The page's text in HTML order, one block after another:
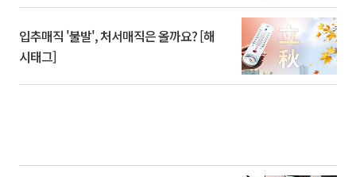
입추매직 '불발', 처서매직은 올까요? [해
시태그]